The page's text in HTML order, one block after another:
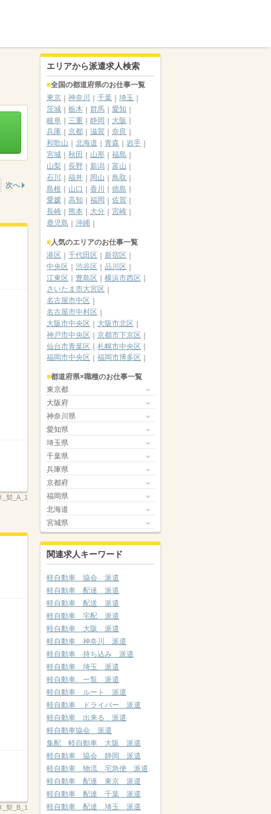
次へ
_契_A_1
_契_B_1
エリアから派遣求人検索
全国の都道府県のお仕事一覧
東京
神奈川 千葉
埼玉
茨城
栃木 群馬
愛知
岐阜
三重 静岡
大阪
兵庫
京都 滋賀
奈良
和歌山
北海道 青森
岩手
宮城
秋田 山形
福島
山梨
長野 新潟
富山
石川
福井 岡山
鳥取
島根
山口 香川
徳島
愛媛
高知 福岡
佐賀
長崎
熊本 大分
宮崎
鹿児島
沖縄
人気のエリアのお仕事一覧
港区
千代田区
新宿区
中央区
渋谷区
品川区
江東区
豊島区
横浜市西区
さいたま市大宮区
名古屋市中区
名古屋市中村区
大阪市中央区
大阪市北区
神戸市中央区
京都市下京区
仙台市青葉区
札幌市中央区
福岡市中央区
福岡市博多区
都道府県×職種のお仕事一覧
東京都
大阪府
神奈川県
愛知県
埼玉県
千葉県
兵庫県
京都府
福岡県
北海道
宮城県
関連求人キーワード
軽自動車 協会 派遣
軽自動車 配達 派遣
軽自動車 配送 派遣
軽自動車 宅配 派遣
軽自動車 大阪 派遣
軽自動車 神奈川 派遣
軽自動車 持ち込み 派遣
軽自動車 埼玉 派遣
軽自動車 一覧 派遣
軽自動車 ルート 派遣
軽自動車 ドライバー 派遣
軽自動車 出来る 派遣
軽自動車協会 派遣
集配 軽自動車 大阪 派遣
軽自動車 協会 静岡 派遣
軽自動車 物流 宅急便 派遣
軽自動車 配達 東京 派遣
軽自動車 配達 千葉 派遣
軽自動車 配達 埼玉 派遣